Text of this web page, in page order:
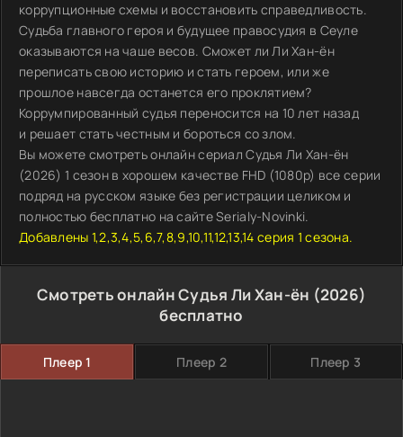
коррупционные схемы и восстановить справедливость.
Судьба главного героя и будущее правосудия в Сеуле
оказываются на чаше весов. Сможет ли Ли Хан-ён
переписать свою историю и стать героем, или же
прошлое навсегда останется его проклятием?
Коррумпированный судья переносится на 10 лет назад
и решает стать честным и бороться со злом.
Вы можете смотреть онлайн сериал Судья Ли Хан-ён
(2026) 1 сезон в хорошем качестве FHD (1080p) все серии
подряд на русском языке без регистрации целиком и
полностью бесплатно на сайте Serialy-Novinki.
Добавлены 1,2,3,4,5,6,7,8,9,10,11,12,13,14 серия 1 сезона.
Смотреть онлайн Судья Ли Хан-ён (2026)
бесплатно
Плеер 1 Плеер 2 Плеер 3